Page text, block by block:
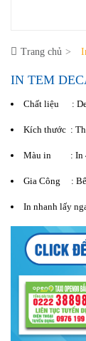
Trang chủ
IN TEM
Chất liệu :
Kích thước :
Màu in : In
Gia Công : Bế
In nhanh lấy